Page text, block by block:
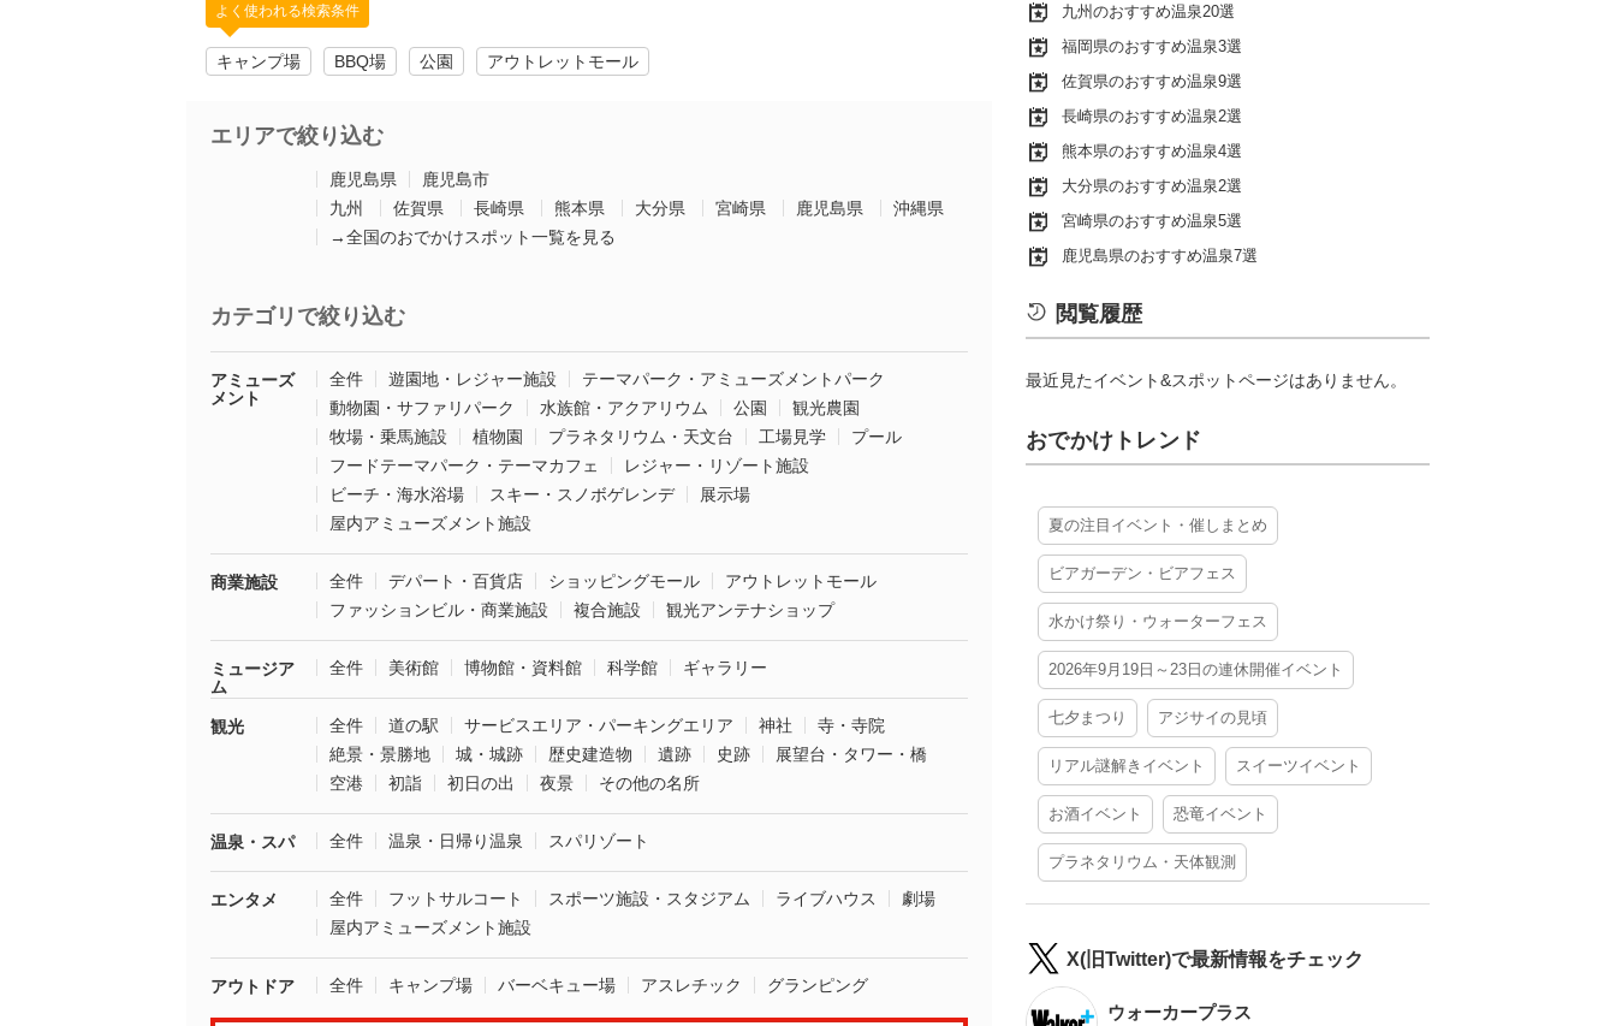
よく使われる検索条件
キャンプ場 BBQ場 公園 アウトレットモール
エリアで絞り込む
鹿児島県
鹿児島市
九州
佐賀県 長崎県 熊本県 大分県 宮崎県 鹿児島県
沖縄県
→全国のおでかけスポット一覧を見る
カテゴリで絞り込む
アミューズ
メント
全件 遊園地・レジャー施設
テーマパーク・アミューズメントパーク
動物園・サファリパーク
水族館・アクアリウム 公園
観光農園
牧場・乗馬施設
植物園 プラネタリウム・天文台 工場見学
プール
フードテーマパーク・テーマカフェ
レジャー・リゾート施設
ビーチ・海水浴場
スキー・スノボゲレンデ
展示場
屋内アミューズメント施設
商業施設 全件 デパート・百貨店 ショッピングモール
アウトレットモール
ファッションビル・商業施設
複合施設 観光アンテナショップ
ミュージア
ム
全件 美術館 博物館・資料館 科学館 ギャラリー
観光 全件 道の駅 サービスエリア・パーキングエリア 神社
寺・寺院
絶景・景勝地
城・城跡 歴史建造物 遺跡 史跡
展望台・タワー・橋
空港
初詣 初日の出 夜景 その他の名所
温泉・スパ 全件 温泉・日帰り温泉 スパリゾート
エンタメ 全件 フットサルコート スポーツ施設・スタジアム ライブハウス
劇場
屋内アミューズメント施設
アウトドア 全件 キャンプ場 バーベキュー場 アスレチック グランピング
九州のおすすめ温泉20選
福岡県のおすすめ温泉3選
佐賀県のおすすめ温泉9選
長崎県のおすすめ温泉2選
熊本県のおすすめ温泉4選
大分県のおすすめ温泉2選
宮崎県のおすすめ温泉5選
鹿児島県のおすすめ温泉7選
閲覧履歴
最近見たイベント&スポットページはありません。
おでかけトレンド
夏の注目イベント・催しまとめ
ビアガーデン・ビアフェス
水かけ祭り・ウォーターフェス
2026年9月19日～23日の連休開催イベント
七夕まつり アジサイの見頃
リアル謎解きイベント スイーツイベント
お酒イベント 恐竜イベント
プラネタリウム・天体観測
X(旧Twitter)で最新情報をチェック
ウォーカープラス